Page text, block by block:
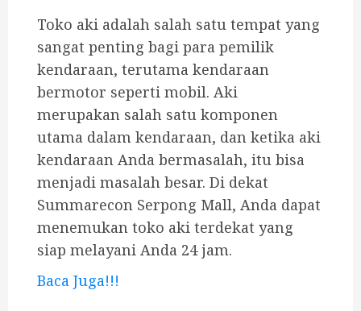
Toko aki adalah salah satu tempat yang
sangat penting bagi para pemilik
kendaraan, terutama kendaraan
bermotor seperti mobil. Aki
merupakan salah satu komponen
utama dalam kendaraan, dan ketika aki
kendaraan Anda bermasalah, itu bisa
menjadi masalah besar. Di dekat
Summarecon Serpong Mall, Anda dapat
menemukan toko aki terdekat yang
siap melayani Anda 24 jam.
Baca Juga!!!